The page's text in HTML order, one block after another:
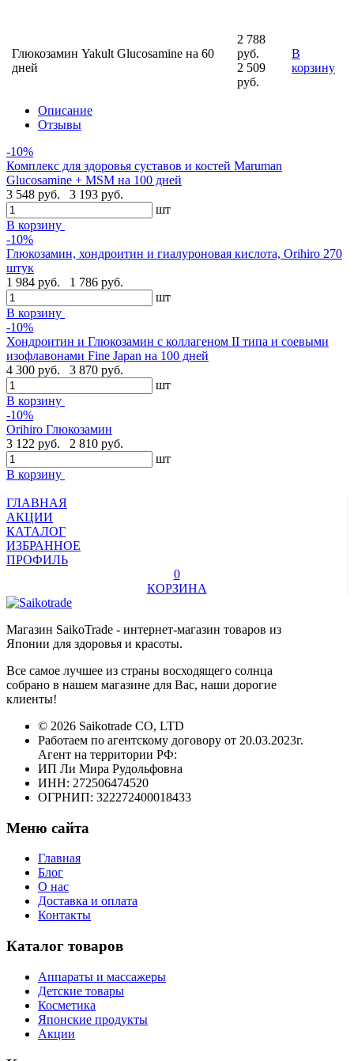
Глюкозамин Yakult Glucosamine на 60
дней
2 788
руб.
2 509
руб.
В
корзину
Описание
Отзывы
-10%
Комплекс для здоровья суставов и костей Maruman
Glucosamine + MSM на 100 дней
3 548 руб.
3 193 руб.
шт
В корзину
-10%
Глюкозамин, хондроитин и гиалуроновая кислота, Orihiro 270
штук
1 984 руб.
1 786 руб.
шт
В корзину
-10%
Хондроитин и Глюкозамин с коллагеном II типа и соевыми
изофлавонами Fine Japan на 100 дней
4 300 руб.
3 870 руб.
шт
В корзину
-10%
Orihiro Глюкозамин
3 122 руб.
2 810 руб.
шт
В корзину
ГЛАВНАЯ
АКЦИИ
КАТАЛОГ
ИЗБРАННОЕ
ПРОФИЛЬ
0
КОРЗИНА
Магазин SaikoTrade - интернет-магазин товаров из
Японии для здоровья и красоты.
Все самое лучшее из страны восходящего солнца
собрано в нашем магазине для Вас, наши дорогие
клиенты!
© 2026 Saikotrade CO, LTD
Работаем по агентскому договору от 20.03.2023г.
Агент на территории РФ:
ИП Ли Мира Рудольфовна
ИНН: 272506474520
ОГРНИП: 322272400018433
Меню сайта
Главная
Блог
О нас
Доставка и оплата
Контакты
Каталог товаров
Аппараты и массажеры
Детские товары
Косметика
Японские продукты
Акции